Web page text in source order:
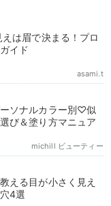
は眉で決まる！プロ
イド
asami.t
ソナルカラー別♡似
び＆塗り方マニュア
michill ビューティー
える目が小さく見え
4選